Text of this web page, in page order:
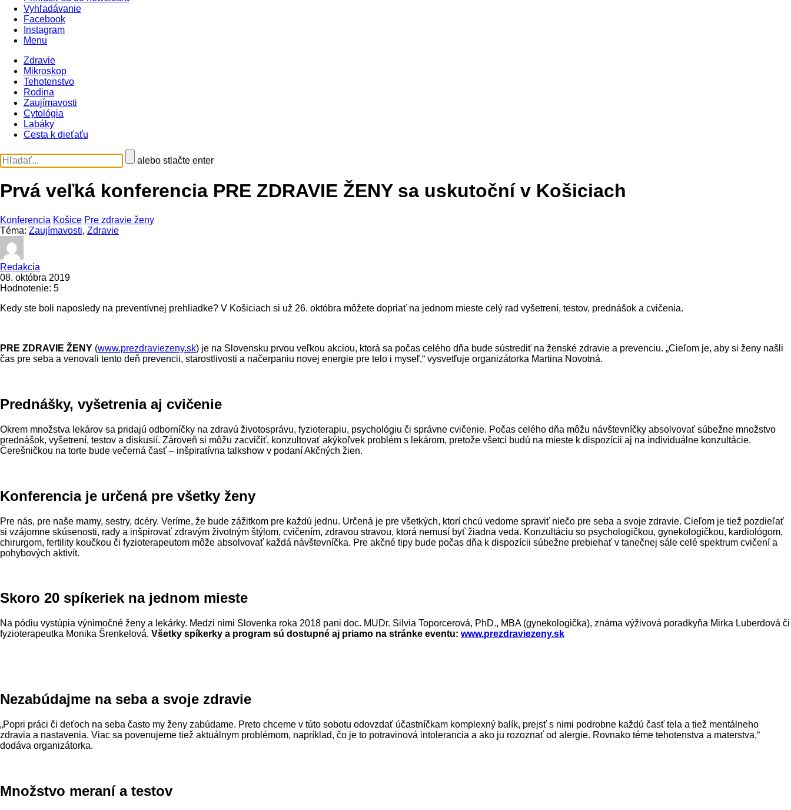
Vyhľadávanie
Facebook
Instagram
Menu
Zdravie
Mikroskop
Tehotenstvo
Rodina
Zaujímavosti
Cytológia
Labáky
Cesta k dieťaťu
alebo stlačte enter
Prvá veľká konferencia PRE ZDRAVIE ŽENY sa uskutoční v Košiciach
Konferencia Košice Pre zdravie ženy
Téma: Zaujímavosti, Zdravie
Redakcia
08. októbra 2019
Hodnotenie: 5
Kedy ste boli naposledy na preventívnej prehliadke? V Košiciach si už 26. októbra môžete dopriať na jednom mieste celý rad vyšetrení, testov, prednášok a cvičenia.
PRE ZDRAVIE ŽENY (www.prezdraviezeny.sk) je na Slovensku prvou veľkou akciou, ktorá sa počas celého dňa bude sústrediť na ženské zdravie a prevenciu. „Cieľom je, aby si ženy našli
čas pre seba a venovali tento deň prevencii, starostlivosti a načerpaniu novej energie pre telo i myseľ,“ vysvetľuje organizátorka Martina Novotná.
Prednášky, vyšetrenia aj cvičenie
Okrem množstva lekárov sa pridajú odborníčky na zdravú životosprávu, fyzioterapiu, psychológiu či správne cvičenie. Počas celého dňa môžu návštevníčky absolvovať súbežne množstvo
prednášok, vyšetrení, testov a diskusií. Zároveň si môžu zacvičiť, konzultovať akýkoľvek problém s lekárom, pretože všetci budú na mieste k dispozícii aj na individuálne konzultácie.
Čerešničkou na torte bude večerná časť – inšpiratívna talkshow v podaní Akčných žien.
Konferencia je určená pre všetky ženy
Pre nás, pre naše mamy, sestry, dcéry. Veríme, že bude zážitkom pre každú jednu. Určená je pre všetkých, ktorí chcú vedome spraviť niečo pre seba a svoje zdravie. Cieľom je tiež pozdieľať
si vzájomne skúsenosti, rady a inšpirovať zdravým životným štýlom, cvičením, zdravou stravou, ktorá nemusí byť žiadna veda. Konzultáciu so psychologičkou, gynekologičkou, kardiológom,
chirurgom, fertility koučkou či fyzioterapeutom môže absolvovať každá návštevníčka. Pre akčné tipy bude počas dňa k dispozícii súbežne prebiehať v tanečnej sále celé spektrum cvičení a
pohybových aktivít.
Skoro 20 spíkeriek na jednom mieste
Na pódiu vystúpia výnimočné ženy a lekárky. Medzi nimi Slovenka roka 2018 pani doc. MUDr. Silvia Toporcerová, PhD., MBA (gynekologička), známa výživová poradkyňa Mirka Luberdová či
fyzioterapeutka Monika Šrenkelová. Všetky spíkerky a program sú dostupné aj priamo na stránke eventu: www.prezdraviezeny.sk
Nezabúdajme na seba a svoje zdravie
„Popri práci či deťoch na seba často my ženy zabúdame. Preto chceme v túto sobotu odovzdať účastníčkam komplexný balík, prejsť s nimi podrobne každú časť tela a tiež mentálneho
zdravia a nastavenia. Viac sa povenujeme tiež aktuálnym problémom, napríklad, čo je to potravinová intolerancia a ako ju rozoznať od alergie. Rovnako téme tehotenstva a materstva,“
dodáva organizátorka.
Množstvo meraní a testov